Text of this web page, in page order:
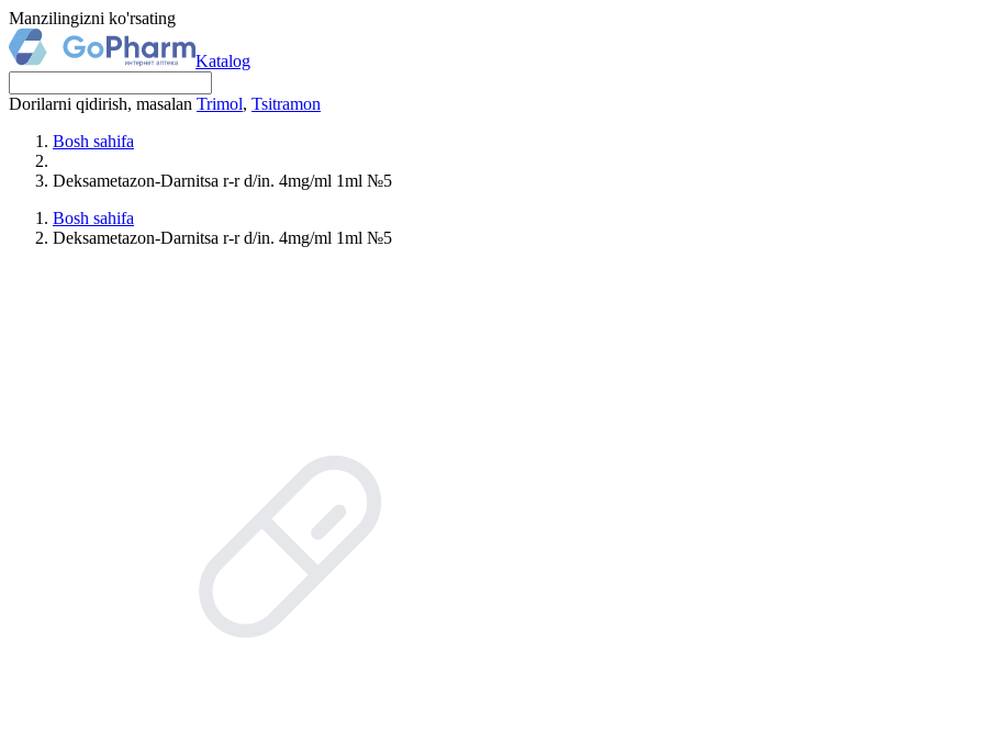
Manzilingizni ko'rsating
Katalog
Dorilarni qidirish, masalan Trimol, Tsitramon
Bosh sahifa
Deksametazon-Darnitsa r-r d/in. 4mg/ml 1ml №5
Bosh sahifa
Deksametazon-Darnitsa r-r d/in. 4mg/ml 1ml №5